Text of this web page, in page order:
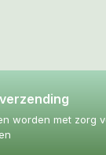
worden met zorg